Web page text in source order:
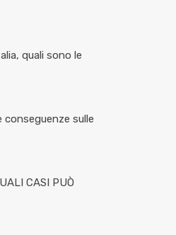
quali sono le
conseguenze sulle
CASI PUÒ